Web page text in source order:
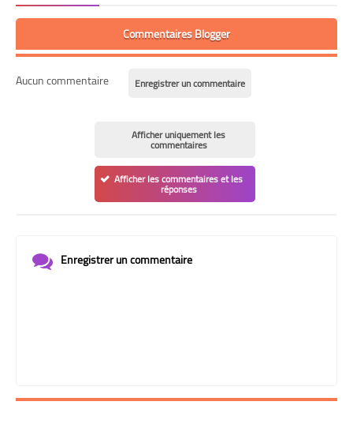
Commentaires Blogger
Aucun commentaire Enregistrer un commentaire
Afficher uniquement les
commentaires
Afficher les commentaires et les
réponses
Enregistrer un commentaire